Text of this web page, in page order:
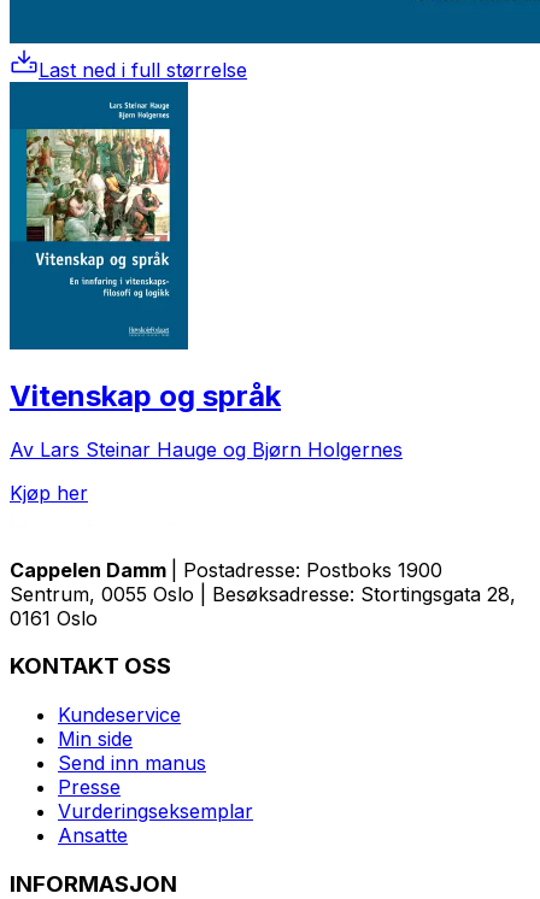
Last ned i full størrelse
Vitenskap og språk
Av Lars Steinar Hauge og Bjørn Holgernes
Kjøp her
Cappelen Damm
| Postadresse: Postboks 1900
Sentrum, 0055 Oslo | Besøksadresse: Stortingsgata 28,
0161 Oslo
KONTAKT OSS
Kundeservice
Min side
Send inn manus
Presse
Vurderingseksemplar
Ansatte
INFORMASJON